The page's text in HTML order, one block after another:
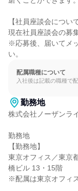
【社員座談会について
現在社員座談会の募
※応募後、届いてメ
い。
配属職種について
入社後は記載の職種で
勤務地
株式会社ノーザンラ
勤務地
【勤務地】
東京オフィス／東京
橋ビル 13・15階
※配属は東京オフィ